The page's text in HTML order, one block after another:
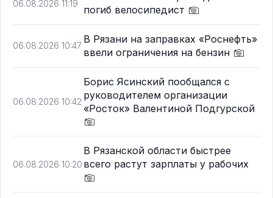
06.08.2026 11:19
погиб велосипедист
06.08.2026 10:47
В Рязани на заправках «Роснефть»
ввели ограничения на бензин
06.08.2026 10:42
Борис Ясинский пообщался с
руководителем организации
«Росток» Валентиной Подгурской
06.08.2026 10:20
В Рязанской области быстрее
всего растут зарплаты у рабочих